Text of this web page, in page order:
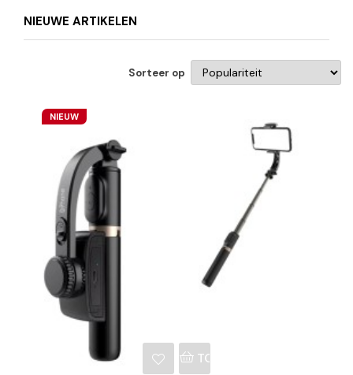
NIEUWE ARTIKELEN
Sorteer op
NIEUW
TOEVOEGEN AAN